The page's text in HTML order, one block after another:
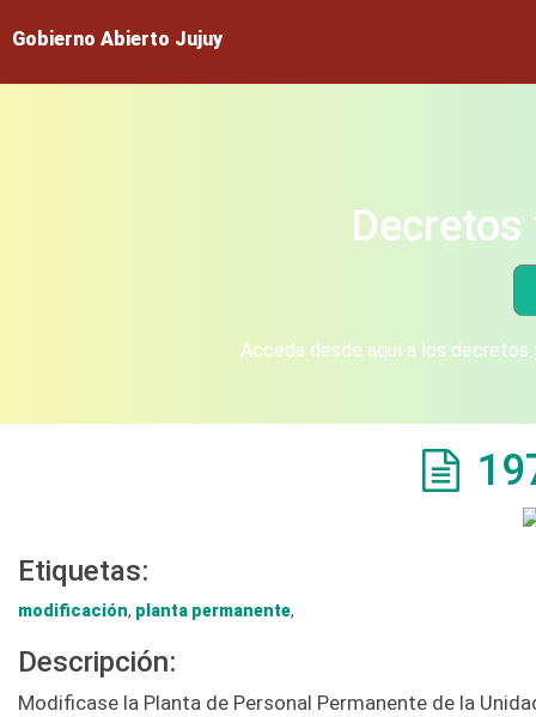
Gobierno Abierto Jujuy
Acceda desde aquí a los
Etiquetas:
modificación, planta permanente,
Descripción:
Modificase la Planta de Personal Permanente de la